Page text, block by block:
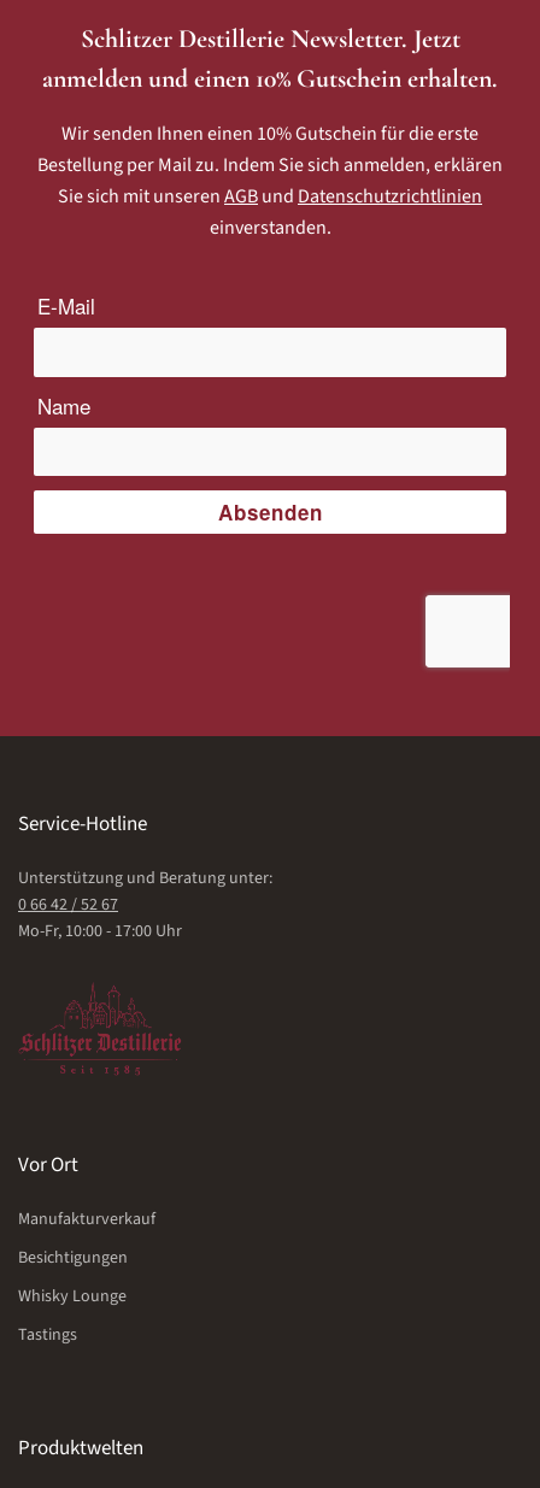
Schlitzer Destillerie Newsletter. Jetzt
anmelden und einen 10% Gutschein erhalten.
Wir senden Ihnen einen 10% Gutschein für die erste
Bestellung per Mail zu. Indem Sie sich anmelden, erklären
Sie sich mit unserenAGBund Datenschutzrichtlinien
einverstanden.
Service-Hotline
Unterstützung und Beratung unter:
0 66 42 / 52 67
Mo-Fr, 10:00 - 17:00 Uhr
Vor Ort
Manufakturverkauf
Besichtigungen
Whisky Lounge
Tastings
Produktwelten